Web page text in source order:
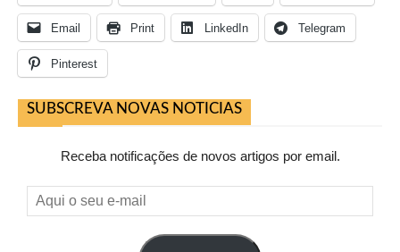
Email Print LinkedIn Telegram
Pinterest
SUBSCREVA NOVAS NOTICIAS
Receba notificações de novos artigos por email.
Aqui
o